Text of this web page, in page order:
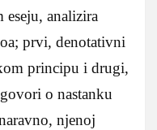
analizira
prvi, denotativni
principu i drugi,
o nastanku
njenoj